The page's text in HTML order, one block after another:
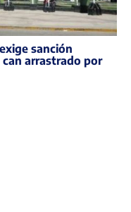
sanción
arrastrado por